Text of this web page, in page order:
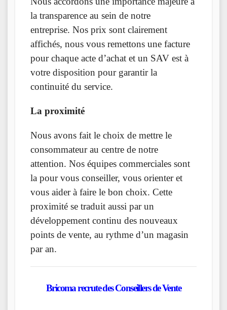
la transparence au sein de notre
entreprise. Nos prix sont clairement
affichés, nous vous remettons une facture
pour chaque acte d’achat et un SAV est à
votre disposition pour garantir la
continuité du service.
La proximité
Nous avons fait le choix de mettre le
consommateur au centre de notre
attention. Nos équipes commerciales sont
la pour vous conseiller, vous orienter et
vous aider à faire le bon choix. Cette
proximité se traduit aussi par un
développement continu des nouveaux
points de vente, au rythme d’un magasin
par an.
Bricoma recrute des Conseillers de Vente